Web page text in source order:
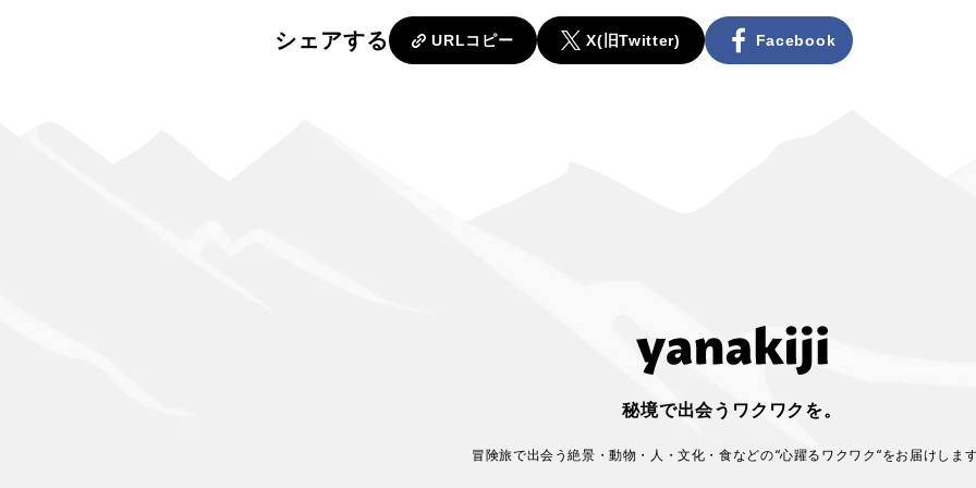
シェアする URLコピー X(旧Twitter) Facebook
秘境で出会うワクワクを。
冒険旅で出会う絶景・動物・人・文化・食などの“心躍るワクワク“をお届けしま